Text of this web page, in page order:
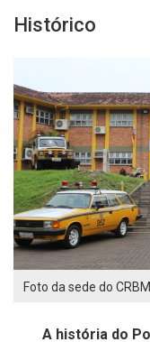
Histórico
Foto da sede do
A história do